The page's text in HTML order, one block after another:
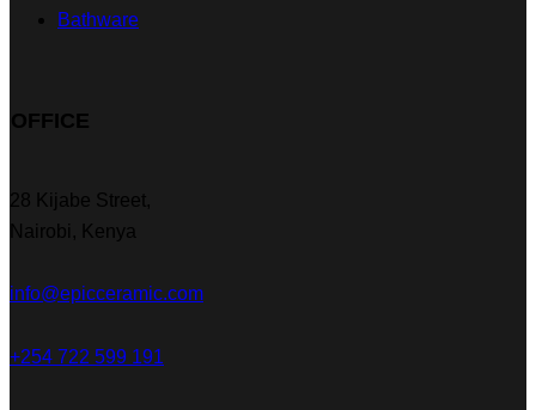
Bathware
OFFICE
28 Kijabe Street,
Nairobi, Kenya
info@epicceramic.com
+254 722 599 191